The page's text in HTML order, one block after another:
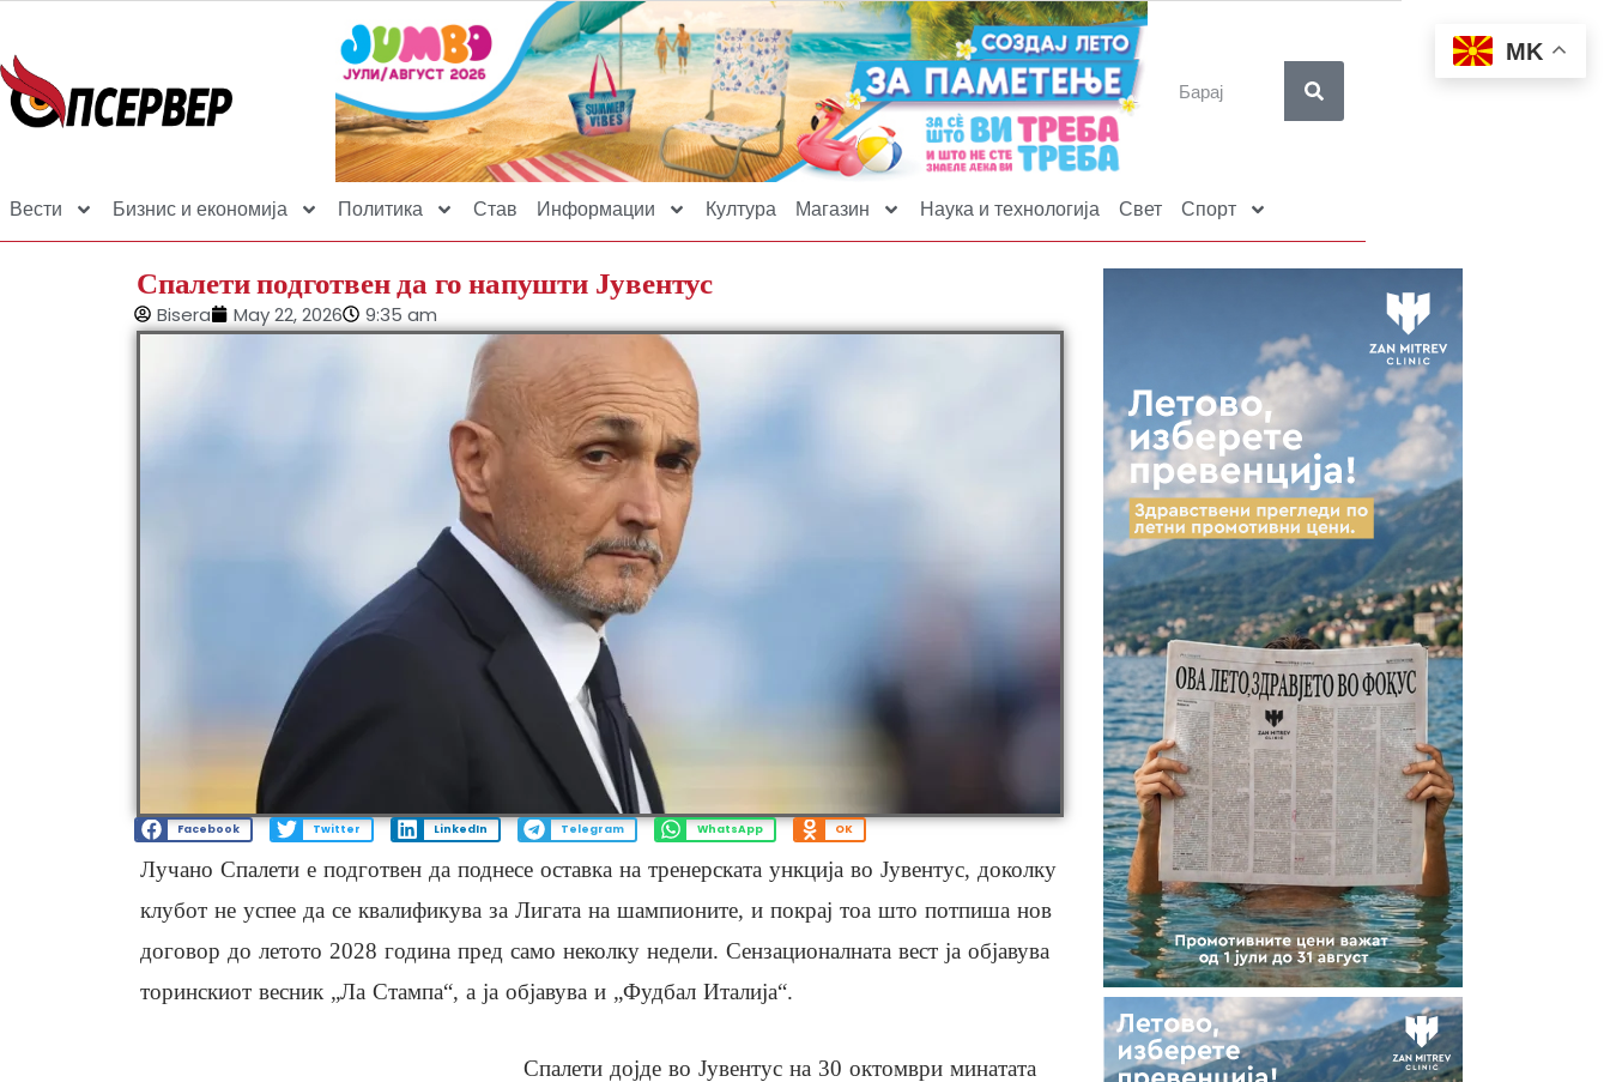
Вести Бизнис и економија Политика Став Информации Култура Магазин Наука и технологија Свет Спорт
Спалети подготвен да го напушти Јувентус
Bisera May 22, 2026 9:35 am
Facebook Twitter LinkedIn Telegram WhatsApp OK
Лучано Спалети е подготвен да поднесе оставка на тренерската ункција во Јувентус, доколку
клубот не успее да се квалификува за Лигата на шампионите, и покрај тоа што потпиша нов
договор до летото 2028 година пред само неколку недели. Сензационалната вест ја објавува
торинскиот весник „Ла Стампа“, а ја објавува и „Фудбал Италија“.
Спалети дојде во Јувентус на 30 октомври минатата
MK